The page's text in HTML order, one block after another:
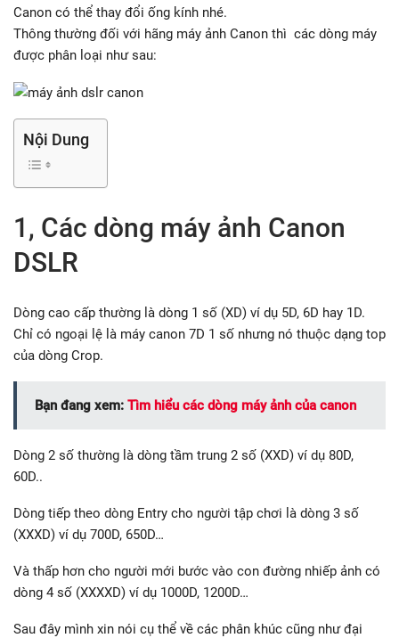
Canon có thể thay đổi ống kính nhé.
Thông thường đối với hãng máy ảnh Canon thì các dòng máy
được phân loại như sau:
Nội Dung
1, Các dòng máy ảnh Canon
DSLR
Dòng cao cấp thường là dòng 1 số (XD) ví dụ 5D, 6D hay 1D.
Chỉ có ngoại lệ là máy canon 7D 1 số nhưng nó thuộc dạng top
của dòng Crop.
Bạn đang xem: Tìm hiểu các dòng máy ảnh của canon
Dòng 2 số thường là dòng tầm trung 2 số (XXD) ví dụ 80D,
60D..
Dòng tiếp theo dòng Entry cho người tập chơi là dòng 3 số
(XXXD) ví dụ 700D, 650D…
Và thấp hơn cho người mới bước vào con đường nhiếp ảnh có
dòng 4 số (XXXXD) ví dụ 1000D, 1200D…
Sau đây mình xin nói cụ thể về các phân khúc cũng như đại